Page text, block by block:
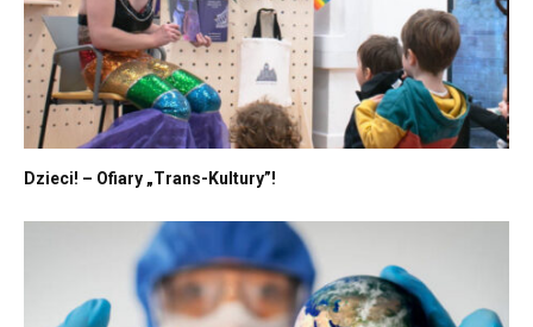
Dzieci! – Ofiary „Trans-Kultury”!